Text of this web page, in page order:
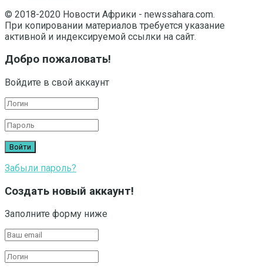
© 2018-2020 Новости Африки - newssahara.com.
При копировании материалов требуется указание
активной и индексируемой ссылки на сайт.
Добро пожаловать!
Войдите в свой аккаунт
Забыли пароль?
Создать новый аккаунт!
Заполните форму ниже